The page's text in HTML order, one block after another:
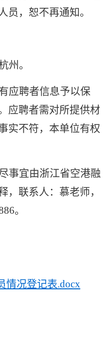
员，恕不再通知。
州。
应聘者信息予以保
应聘者需对所提供材
实不符，本单位有权
事宜由浙江省空港融
，联系人：慕老师，
。
情况登记表.docx